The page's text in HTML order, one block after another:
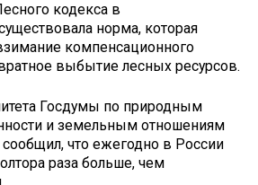
кодекса в
норма, которая
компенсационного
выбытие лесных ресурсов.
Госдумы по природным
и земельным отношениям
что ежегодно в России
раза больше, чем